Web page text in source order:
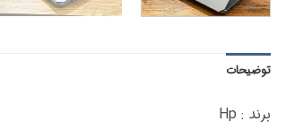
توضیحات
برند : Hp